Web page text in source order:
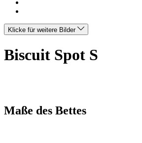
Klicke für weitere Bilder
Biscuit Spot S
Maße des Bettes